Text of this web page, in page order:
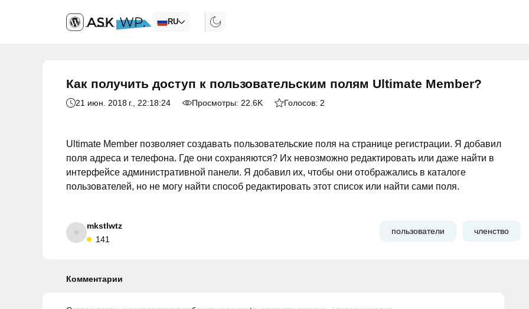
RU
Как получить доступ к пользовательским полям Ultimate Member?
21 июн. 2018 г. , 22:18:24 Просмотры: 22.6K Голосов: 2
Ultimate Member позволяет создавать пользовательские поля на странице регистрации. Я добавил
поля адреса и телефона. Где они сохраняются? Их невозможно редактировать или даже найти в
интерфейсе административной панели. Я добавил их, чтобы они отображались в каталоге
пользователей, но не могу найти способ редактировать этот список или найти сами поля.
mkstlwtz
141
пользователи членство
Комментарии